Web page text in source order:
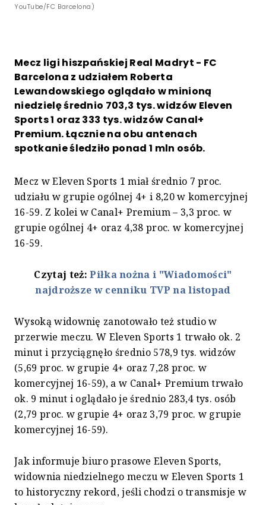
YouTube/FC Barcelona)
Mecz ligi hiszpańskiej Real Madryt - FC
Barcelona z udziałem Roberta
Lewandowskiego oglądało w minioną
niedzielę średnio 703,3 tys. widzów Eleven
Sports 1 oraz 333 tys. widzów Canal+
Premium. Łącznie na obu antenach
spotkanie śledziło ponad 1 mln osób.
Mecz w Eleven Sports 1 miał średnio 7 proc.
udziału w grupie ogólnej 4+ i 8,20 w komercyjnej
16-59. Z kolei w Canal+ Premium – 3,3 proc. w
grupie ogólnej 4+ oraz 4,38 proc. w komercyjnej
16-59.
Czytaj też:Piłka nożna i "Wiadomości"
najdroższe w cenniku TVP na listopad
Wysoką widownię zanotowało też studio w
przerwie meczu. W Eleven Sports 1 trwało ok. 2
minut i przyciągnęło średnio 578,9 tys. widzów
(5,69 proc. w grupie 4+ oraz 7,28 proc. w
komercyjnej 16-59), a w Canal+ Premium trwało
ok. 9 minut i oglądało je średnio 283,4 tys. osób
(2,79 proc. w grupie 4+ oraz 3,79 proc. w grupie
komercyjnej 16-59).
Jak informuje biuro prasowe Eleven Sports,
widownia niedzielnego meczu w Eleven Sports 1
to historyczny rekord, jeśli chodzi o transmisje w